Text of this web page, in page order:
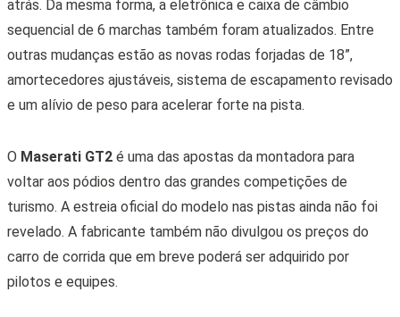
atrás. Da mesma forma, a eletrônica e caixa de câmbio
sequencial de 6 marchas também foram atualizados. Entre
outras mudanças estão as novas rodas forjadas de 18”,
amortecedores ajustáveis, sistema de escapamento revisado
e um alívio de peso para acelerar forte na pista.
O Maserati GT2é uma das apostas da montadora para
voltar aos pódios dentro das grandes competições de
turismo. A estreia oficial do modelo nas pistas ainda não foi
revelado. A fabricante também não divulgou os preços do
carro de corrida que em breve poderá ser adquirido por
pilotos e equipes.